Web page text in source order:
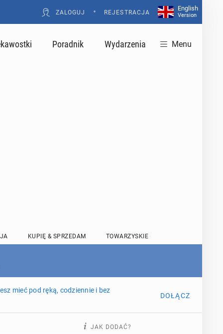
ZALOGUJ • REJESTRACJA
English
Version
Poradnik Wydarzenia Menu
KUPIĘ & SPRZEDAM TOWARZYSKIE
mieć pod ręką, codziennie i bez
DOŁĄCZ
JAK DODAĆ?